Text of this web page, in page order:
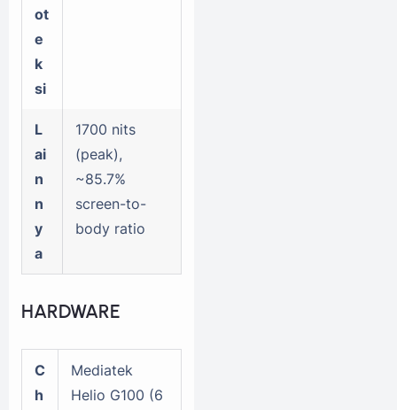
ot
e
k
si
L
ai
n
n
y
a
1700 nits
(peak),
~85.7%
screen-to-
body ratio
HARDWARE
C
h
Mediatek
Helio G100 (6